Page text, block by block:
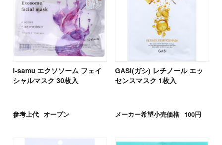
i-samu エクソソーム フェイ
シャルマスク 30枚入
参考上代 オープン
GASI(ガシ) レチノール エッ
センスマスク 1枚入
メーカー希望小売価格 100円